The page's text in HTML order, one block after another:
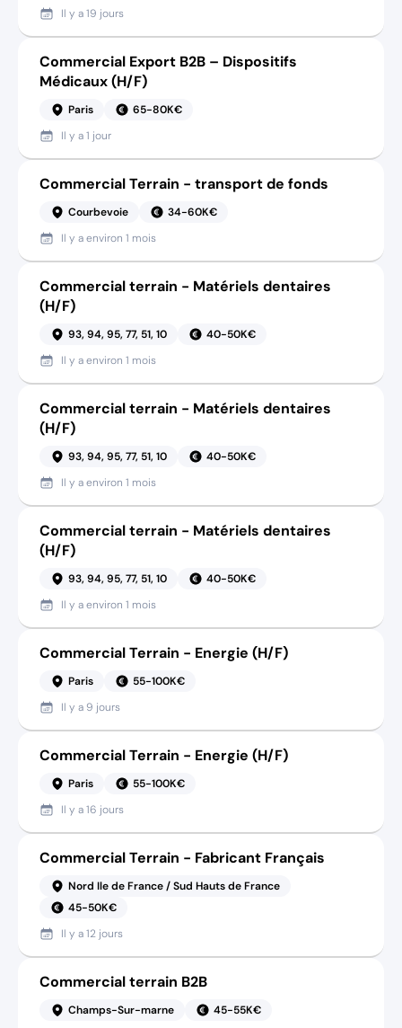
Il y a19 jours
Commercial Export B2B – Dispositifs
Médicaux (H/F)
Paris
65-80K€
Il y a1 jour
Commercial Terrain - transport de fonds
Courbevoie
34-60K€
Il y aenviron 1 mois
Commercial terrain - Matériels dentaires
(H/F)
93, 94, 95, 77, 51, 10
40-50K€
Il y aenviron 1 mois
Commercial terrain - Matériels dentaires
(H/F)
93, 94, 95, 77, 51, 10
40-50K€
Il y aenviron 1 mois
Commercial terrain - Matériels dentaires
(H/F)
93, 94, 95, 77, 51, 10
40-50K€
Il y aenviron 1 mois
Commercial Terrain - Energie (H/F)
Paris
55-100K€
Il y a 9 jours
Commercial Terrain - Energie (H/F)
Paris
55-100K€
Il y a16 jours
Commercial Terrain - Fabricant Français
Nord Ile de France / Sud Hauts de France
45-50K€
Il y a12 jours
Commercial terrain B2B
Champs-Sur-marne
45-55K€